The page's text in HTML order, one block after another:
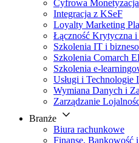
Cyfrowa Monetyzacja
Integracja z KSeF
Loyalty Marketing
Łączność Krytyczna
Szkolenia IT i
Szkolenia Comarch
Szkolenia e-
Usługi i Technologie
Wymiana Danych i
Zarządzanie
Branże
Biura rachunkowe
Finanse, Bankowość